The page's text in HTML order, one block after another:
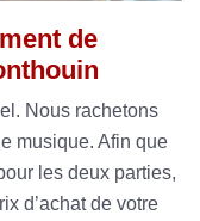
de
Nous rachetons
musique. Afin que
les deux parties,
d’achat de votre